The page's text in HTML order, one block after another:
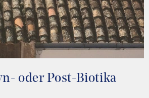
oder Post-Biotika